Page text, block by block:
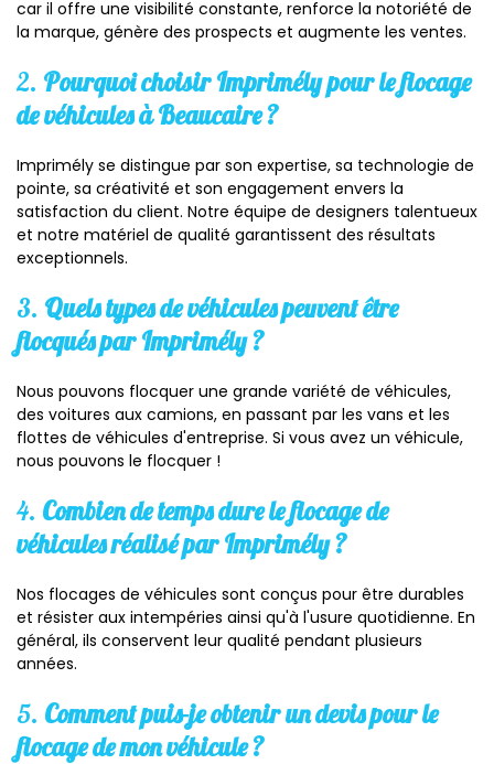
car il offre une visibilité constante, renforce la notoriété de
la marque, génère des prospects et augmente les ventes.
2. Pourquoi choisir Imprimély pour le flocage
de véhicules à Beaucaire ?
Imprimély se distingue par son expertise, sa technologie de
pointe, sa créativité et son engagement envers la
satisfaction du client. Notre équipe de designers talentueux
et notre matériel de qualité garantissent des résultats
exceptionnels.
3. Quels types de véhicules peuvent être
flocqués par Imprimély ?
Nous pouvons flocquer une grande variété de véhicules,
des voitures aux camions, en passant par les vans et les
flottes de véhicules d'entreprise. Si vous avez un véhicule,
nous pouvons le flocquer !
4. Combien de temps dure le flocage de
véhicules réalisé par Imprimély ?
Nos flocages de véhicules sont conçus pour être durables
et résister aux intempéries ainsi qu'à l'usure quotidienne. En
général, ils conservent leur qualité pendant plusieurs
années.
5. Comment puis-je obtenir un devis pour le
flocage de mon véhicule ?